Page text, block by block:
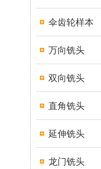
伞齿轮样本
万向铣头
双向铣头
直角铣头
延伸铣头
龙门铣头